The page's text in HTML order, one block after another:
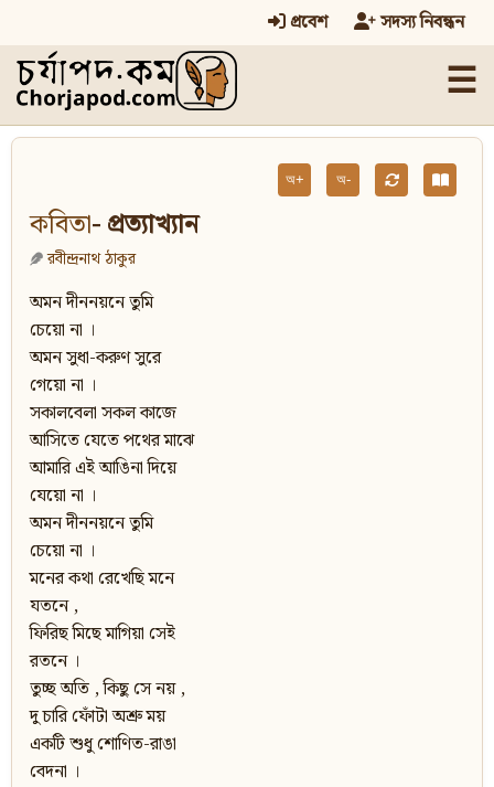
প্রবেশ সদস্য নিবন্ধন
☰
অ+ অ-
কবিতা- প্রত্যাখ্যান
রবীন্দ্রনাথ ঠাকুর
অমন দীননয়নে তুমি
চেয়ো না ।
অমন সুধা-করুণ সুরে
গেয়ো না ।
সকালবেলা সকল কাজে
আসিতে যেতে পথের মাঝে
আমারি এই আঙিনা দিয়ে
যেয়ো না ।
অমন দীননয়নে তুমি
চেয়ো না ।
মনের কথা রেখেছি মনে
যতনে ,
ফিরিছ মিছে মাগিয়া সেই
রতনে ।
তুচ্ছ অতি , কিছু সে নয় ,
দু চারি ফোঁটা অশ্রু ময়
একটি শুধু শোণিত-রাঙা
বেদনা ।